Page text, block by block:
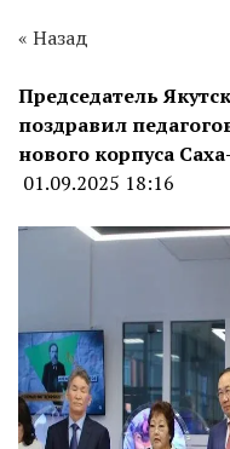
« Назад
Председатель
поздравил
нового корпуса
01.09.2025 18:16